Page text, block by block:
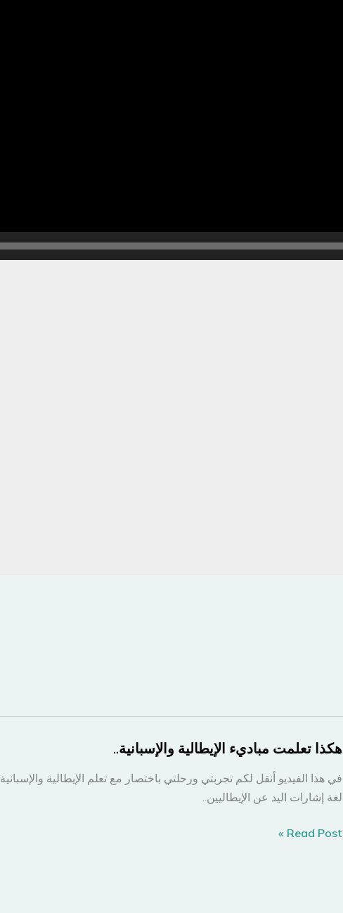
هكذا تعلمت مباديء الإيطالية والإسبانية..
في هذا الفيديو أنقل لكم تجربتي ورحلتي باختصار مع تعلم الإيطالية
لغة إشارات اليد عن الإيطاليين..
هكذا
Read Post »